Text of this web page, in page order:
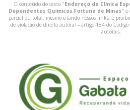
O conteúdo do texto "Endereço de Clínica
Dependentes Químicos Fortuna de Minas" é
parcial ou total, mesmo citando nossos links, é
de violação de direito autoral – artigo 184 do Código
autorais.